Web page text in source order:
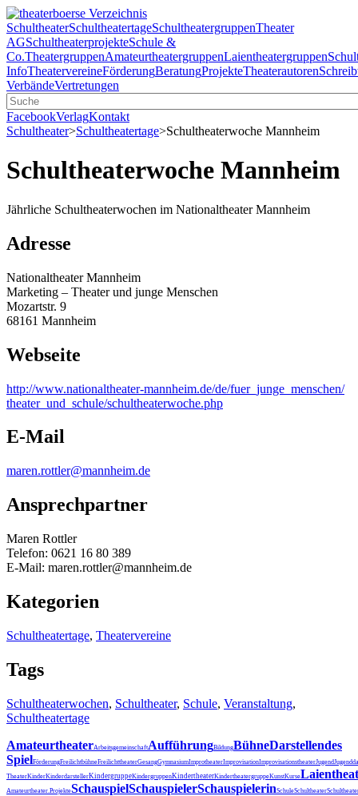
SchultheaterSchultheatertageSchultheatergruppenTheater
AGSchultheaterprojekteSchule &
Co.TheatergruppenAmateurtheatergruppenLaientheatergruppen
InfoTheatervereineFörderungBeratungProjekteTheaterautoren
VerbändeVertretungen
FacebookVerlagKontakt
Schultheater>Schultheatertage>Schultheaterwoche Mannheim
Schultheaterwoche Mannheim
Jährliche Schultheaterwochen im Nationaltheater Mannheim
Adresse
Nationaltheater Mannheim
Marketing – Theater und junge Menschen
Mozartstr. 9
68161 Mannheim
Webseite
http://www.nationaltheater-mannheim.de/de/fuer_junge_menschen/
theater_und_schule/schultheaterwoche.php
E-Mail
maren.rottler@mannheim.de
Ansprechpartner
Maren Rottler
Telefon: 0621 16 80 389
E-Mail: maren.rottler@mannheim.de
Kategorien
Schultheatertage, Theatervereine
Tags
Schultheaterwochen, Schultheater, Schule, Veranstaltung,
Schultheatertage
AmateurtheaterArbeitsgemeinschaftAufführungBildungBühneDarstellendes
SpielFörderungFreilichtbühneFreilichttheaterGesangGymnasiumImprotheaterImprovisationImprovisationstheaterJugend
TheaterKinderKinderdarstellerKindergruppeKindergruppenKindertheaterKindertheatergruppeKunstKurse
Amateurtheater. ProjekteSchauspielSchauspielerSchauspielerinSchuleSchultheater